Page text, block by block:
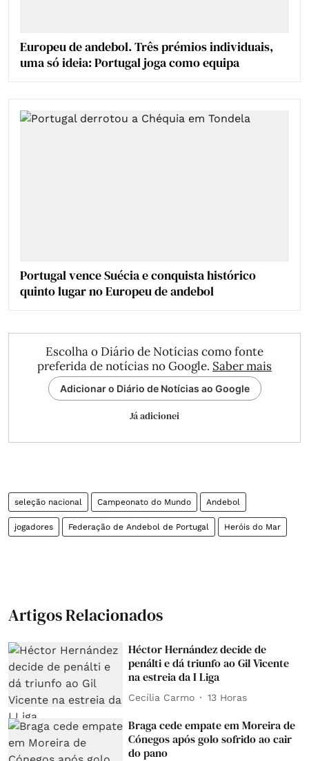
Europeu de andebol. Três prémios individuais,
uma só ideia: Portugal joga como equipa
Portugal vence Suécia e conquista histórico
quinto lugar no Europeu de andebol
Escolha o Diário de Notícias como fonte
preferida de notícias no Google. Saber mais
Adicionar o Diário de Notícias ao Google
Já adicionei
seleção nacional Campeonato do Mundo Andebol
jogadores Federação de Andebol de Portugal Heróis do Mar
Artigos Relacionados
Héctor Hernández decide de
penálti e dá triunfo ao Gil Vicente
na estreia da I Liga
Cecília Carmo 13 Horas
Braga cede empate em Moreira de
Cónegos após golo sofrido ao cair
do pano